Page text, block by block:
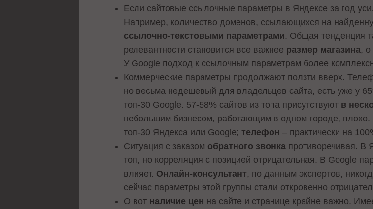
Если сайтовые ссылочные параметры в Яндексе за год
Например, количество доменов, ссылающихся на
ссылочно-текстовыми параметрами. Общая тенденция
релевантности становится все важнее размер магазина,
У Google подход к ссылочным параметрам более
Коммерческие параметры продолжают ползти вверх.
но весьма недешевый для владельцев сайта, есть уже у
топ-30 Google. 57-58% сайтов из топа присутствуют в
небольшим бизнесом, работающим в одном городе, плохо.
топ-30 Яндекса или Google;телефон – практически на
Ситуация с заказом обратного звонка противоречивая. В
топ, но корреляция с позицией отрицательная. В Google
влияет. Онлайн-консультант, по данным экспертов,
сейчас параметры этой группы стали откровенно
О вот наличие цен на сайте и странице крайне важно.